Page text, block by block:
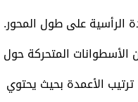
الرأسية على طول المحور.
المتحركة حول
الأعمدة بحيث يحتوي